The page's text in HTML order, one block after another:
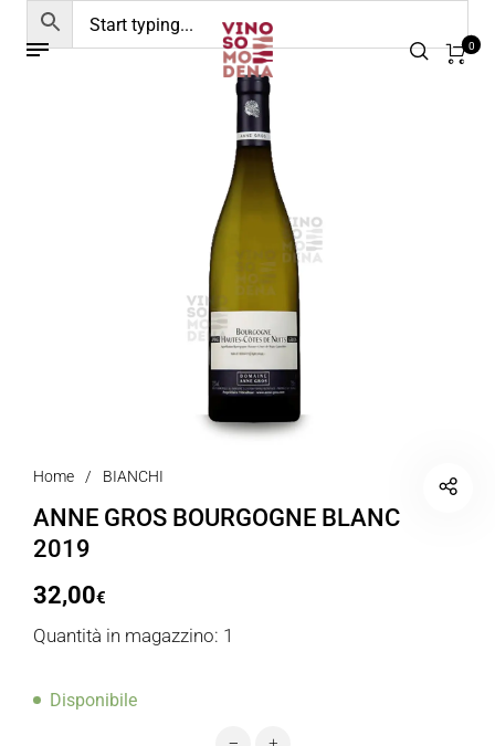
0
Home / BIANCHI
ANNE GROS BOURGOGNE BLANC
2019
32,00€
Quantità in magazzino: 1
Disponibile
ANNE GROS BOURGOGNE BLANC